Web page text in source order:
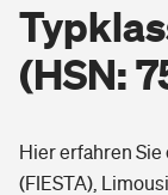
Wohnen
Freizeit
(HSN:
Hier erfahren Sie
(FIESTA),